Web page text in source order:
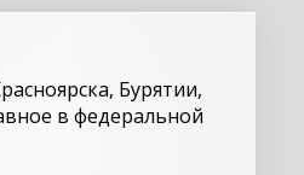
Бурятии,
в федеральной